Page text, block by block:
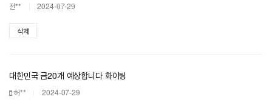
전** 2024-07-29
삭제
대한민국 금20개 예상합니다 화이팅
허** 2024-07-29